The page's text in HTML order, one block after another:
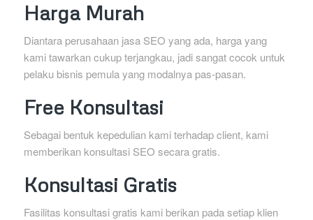
Harga Murah
Diantara perusahaan jasa SEO yang ada, harga yang
kami tawarkan cukup terjangkau, jadi sangat cocok untuk
pelaku bisnis pemula yang modalnya pas-pasan.
Free Konsultasi
Sebagai bentuk kepedulian kami terhadap client, kami
memberikan konsultasi SEO secara gratis.
Konsultasi Gratis
Fasilitas konsultasi gratis kami berikan pada setiap klien